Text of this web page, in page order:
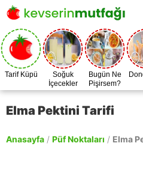
Tarif Küpü
Soğuk
İçecekler
Bugün Ne
Pişirsem?
Elma Pektini Tarifi
Anasayfa / Püf Noktaları / Elma